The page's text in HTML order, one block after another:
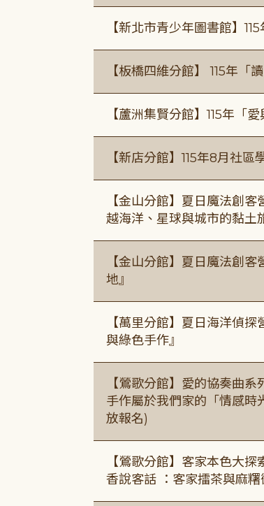
【新北市青少年圖書館】
【板橋四維分館】 115年「
【蘆洲集賢分館】115年「
【新店分館】115年8月社
【金山分館】夏日魔法創
越海洋、星球與城市的黏土
【金山分館】夏日魔法創
地』
【萬里分館】夏日海洋偵
與綠色手作』
【鶯歌分館】愛的協奏曲
手作屬於我們家的「情感時
放報名)
【鶯歌分館】客家本色大
香說客話 ：客家擂茶與麻